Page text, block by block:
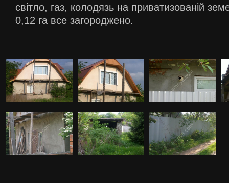
світло, газ, колодязь на приватизованій
0,12 га все загороджено.